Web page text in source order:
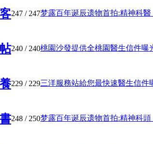
247 / 247梦露百年诞辰遗物首拍:精神科醫
240 / 240桃園沙發提供全桃園醫生信件曝
229 / 229三洋服務站給您最快速醫生信件
248 / 250梦露百年诞辰遗物首拍:精神科頭